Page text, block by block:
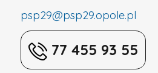
psp29@psp29.opole.pl
77 455 93 55